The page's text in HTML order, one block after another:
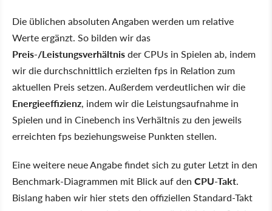
Die üblichen absoluten Angaben werden um relative
Werte ergänzt. So bilden wir das
Preis-/Leistungsverhältnisder CPUs in Spielen ab, indem
wir die durchschnittlich erzielten fps in Relation zum
aktuellen Preis setzen. Außerdem verdeutlichen wir die
Energieeffizienz, indem wir die Leistungsaufnahme in
Spielen und in Cinebench ins Verhältnis zu den jeweils
erreichten fps beziehungsweise Punkten stellen.
Eine weitere neue Angabe findet sich zu guter Letzt in den
Benchmark-Diagrammen mit Blick auf den CPU-Takt.
Bislang haben wir hier stets den offiziellen Standard-Takt